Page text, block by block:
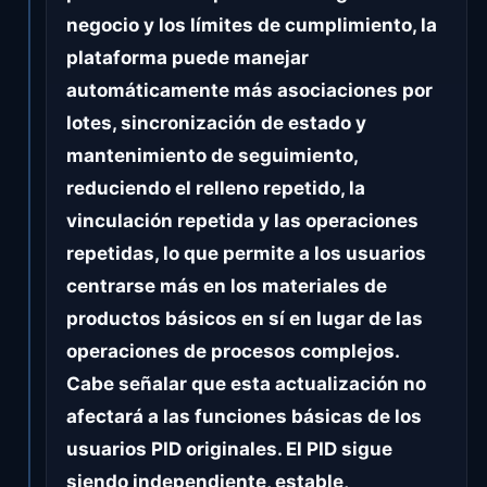
negocio y los límites de cumplimiento, la
plataforma puede manejar
automáticamente más asociaciones por
lotes, sincronización de estado y
mantenimiento de seguimiento,
reduciendo el relleno repetido, la
vinculación repetida y las operaciones
repetidas, lo que permite a los usuarios
centrarse más en los materiales de
productos básicos en sí en lugar de las
operaciones de procesos complejos.
Cabe señalar que esta actualización no
afectará a las funciones básicas de los
usuarios PID originales. El PID sigue
siendo independiente, estable,